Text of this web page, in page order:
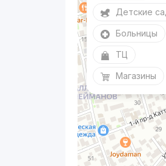
Детские
Больницы
ТЦ
Магазины